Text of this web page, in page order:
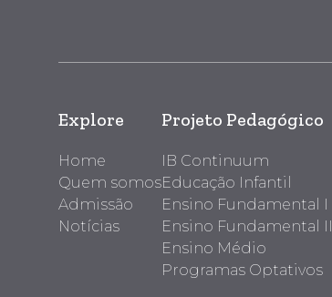
Explore
Home
Quem somos
Admissão
Notícias
Projeto Pedagógico
IB Continuum
Educação Infantil
Ensino Fundamental I
Ensino Fundamental II
Ensino Médio
Programas Optativos